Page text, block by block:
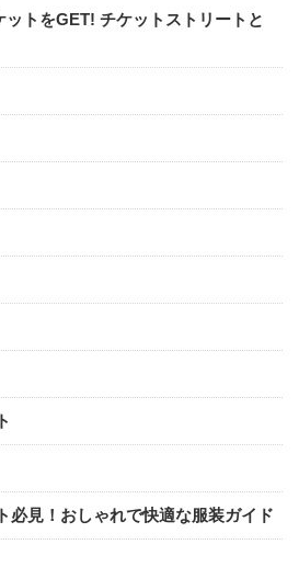
ットをGET! チケットストリートと
必見！おしゃれで快適な服装ガイド